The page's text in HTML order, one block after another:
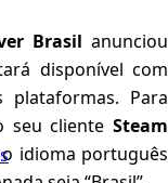
Brasil anunciou
disponível com
Para
seu cliente Steam
idioma português